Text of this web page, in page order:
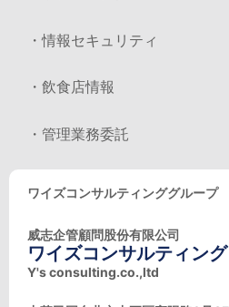
・情報セキュリティ
・飲食店情報
・管理業務委託
ワイズコンサルティンググループ
威志企管顧問股份有限公司
ワイズコンサルティング
Y's consulting.co.,ltd